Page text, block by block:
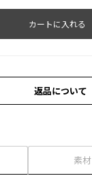
カートに入れる
返品について
素材